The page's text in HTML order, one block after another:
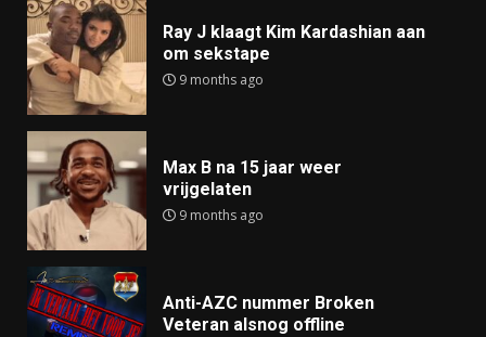
Ray J klaagt Kim Kardashian aan
om sekstape
9 months ago
Max B na 15 jaar weer
vrijgelaten
9 months ago
Anti-AZC nummer Broken
Veteran alsnog offline